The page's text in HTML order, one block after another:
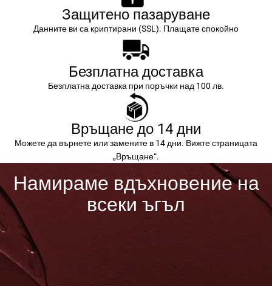
Защитено пазаруване
Данните ви са криптирани (SSL). Плащате спокойно
Безплатна доставка
Безплатна доставка при поръчки над 100 лв.
Връщане до 14 дни
Можете да върнете или замените в 14 дни. Вижте страницата
„Връщане“.
Намираме вдъхновение на
всеки ъгъл